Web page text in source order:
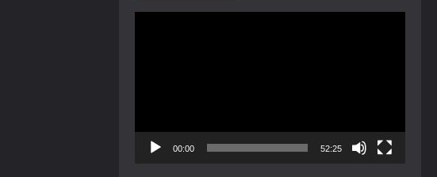
00:00 52:25